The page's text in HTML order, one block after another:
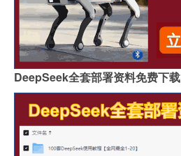
DeepSeek全套部署资料免费下载